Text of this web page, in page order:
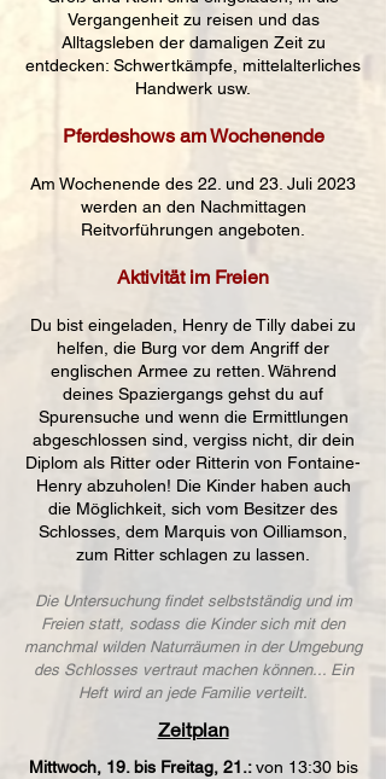
Vergangenheit zu reisen und das
Alltagsleben der damaligen Zeit zu
entdecken: Schwertkämpfe, mittelalterliches
Handwerk usw.
Pferdeshows am Wochenende
Am Wochenende des 22. und 23. Juli 2023
werden an den Nachmittagen
Reitvorführungen angeboten.
Aktivität im Freien
Du bist eingeladen, Henry de Tilly dabei zu
helfen, die Burg vor dem Angriff der
englischen Armee zu retten. Während
deines Spaziergangs gehst du auf
Spurensuche und wenn die Ermittlungen
abgeschlossen sind, vergiss nicht, dir dein
Diplom als Ritter oder Ritterin von Fontaine-
Henry abzuholen! Die Kinder haben auch
die Möglichkeit, sich vom Besitzer des
Schlosses, dem Marquis von Oilliamson,
zum Ritter schlagen zu lassen.
Die Untersuchung findet selbstständig und im
Freien statt, sodass die Kinder sich mit den
manchmal wilden Naturräumen in der Umgebung
des Schlosses vertraut machen können... Ein
Heft wird an jede Familie verteilt.
Zeitplan
Mittwoch, 19. bis Freitag, 21.:von 13:30 bis